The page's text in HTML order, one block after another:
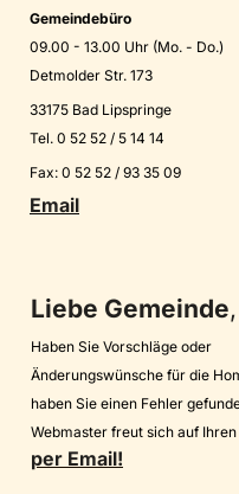
Gemeindebüro
09.00 - 13.00 Uhr (Mo. - Do.)
Detmolder Str. 173
33175 Bad Lipspringe
Tel. 0 52 52 / 5 14 14
Fax: 0 52 52 / 93 35 09
Email
Liebe Gemeinde,
Haben Sie Vorschläge oder
Änderungswünsche für die
haben Sie einen Fehler
Webmaster freut sich auf
per Email!